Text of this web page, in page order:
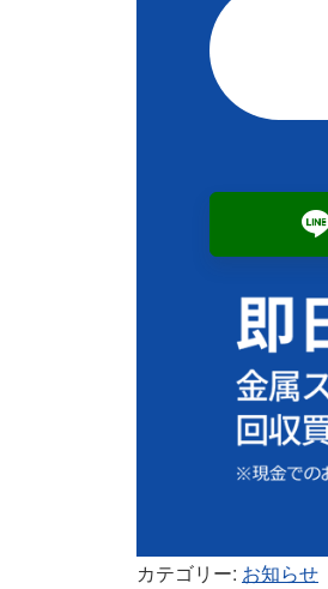
カテゴリー: お知らせ